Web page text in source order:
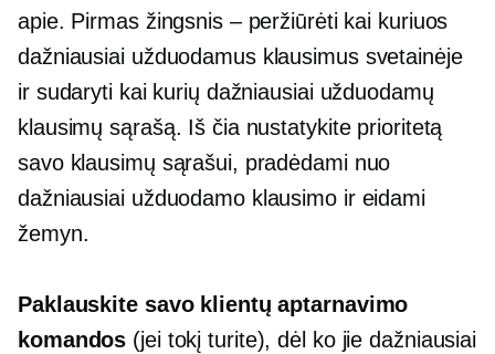
apie. Pirmas žingsnis – peržiūrėti kai kuriuos
dažniausiai užduodamus klausimus svetainėje
ir sudaryti kai kurių dažniausiai užduodamų
klausimų sąrašą. Iš čia nustatykite prioritetą
savo klausimų sąrašui, pradėdami nuo
dažniausiai užduodamo klausimo ir eidami
žemyn.
Paklauskite savo klientų aptarnavimo
komandos (jei tokį turite), dėl ko jie dažniausiai